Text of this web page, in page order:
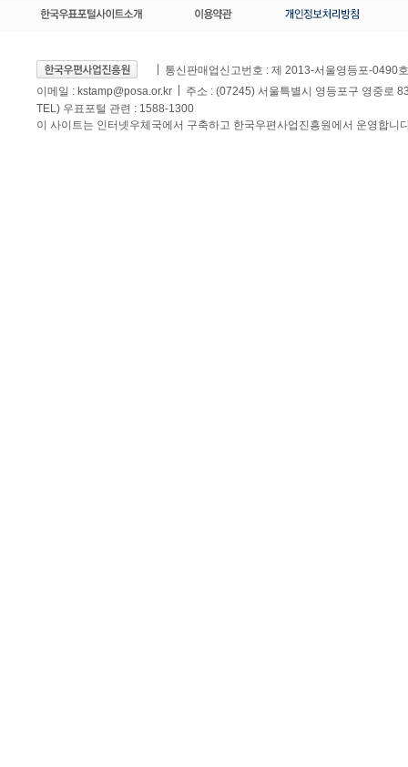
통신판매업신고번호 : 제 2013-서울영등포-0490호
이메일 : kstamp@posa.or.kr
주소 : (07245) 서울특별시 영등포구 영중로
TEL) 우표포털 관련 : 1588-1300
이 사이트는 인터넷우체국에서 구축하고 한국우편사업진흥원에서 운영합니